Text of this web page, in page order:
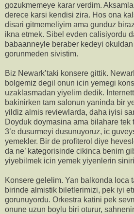
gozukmemeye karar verdim.
derece karsi kendisi zira. Hos ona
disari gitmemeliyim ama gunduz
ikna etmek. Sibel evden calisiyordu
babaanneyle beraber kedeyi
gorunmeden sivistim.
Biz Newark’taki konsere gittik.
bolgemiz degil onun icin yemegi
uzaklasmadan yiyelim dedik.
bakinirken tam salonun yaninda bir
yildiz almis reviewlarda, daha iyisi
Doyduk doymasina ama bilahare
3’e dusurmeyi dusunuyoruz, ic
yemekler. Bir de profiterol diye
da ne’ kategorisinde cikinca benim
yiyebilmek icin yemek yiyenlerin
Konsere gelelim. Yan balkonda loca
birinde almistik biletlerimizi, pek iyi
gorunuyordu. Orkestra katini pek
onune uzun boylu biri oturur,